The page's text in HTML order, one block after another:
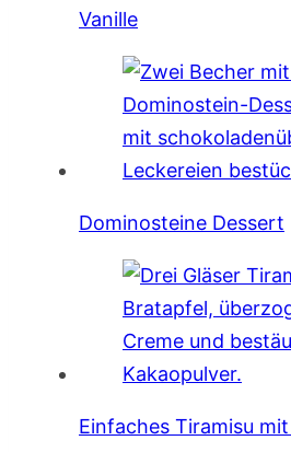
Vanille
Dominosteine Dessert
Einfaches Tiramisu